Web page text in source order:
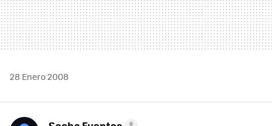
28 Enero 2008